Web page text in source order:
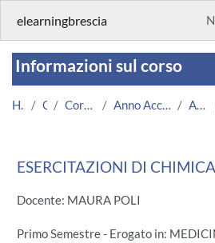
elearningbrescia
Informazioni sul corso
Home Corsi Corsi Istituzionali Anno Accademico 2024/2025 Area Medica
ESERCITAZIONI DI
Docente: MAURA POLI
Primo Semestre - Erogato in: